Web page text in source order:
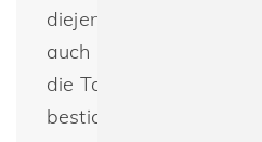
diejenigen eignet, die
auch Praktikabilität
die Tasche günstig
besticken und